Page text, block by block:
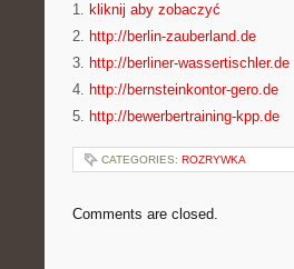
1. kliknij aby zobaczyć
2. http://berlin-zauberland.de
3. http://berliner-wassertischler.de
4. http://bernsteinkontor-gero.de
5. http://bewerbertraining-kpp.de
CATEGORIES: ROZRYWKA
Comments are closed.